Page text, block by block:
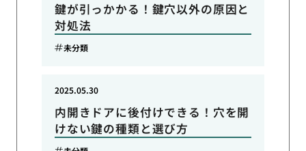
鍵が引っかかる！鍵穴以外の原因と
対処法
未分類
内開きドアに後付けできる！穴を開
けない鍵の種類と選び方
2025.05.30